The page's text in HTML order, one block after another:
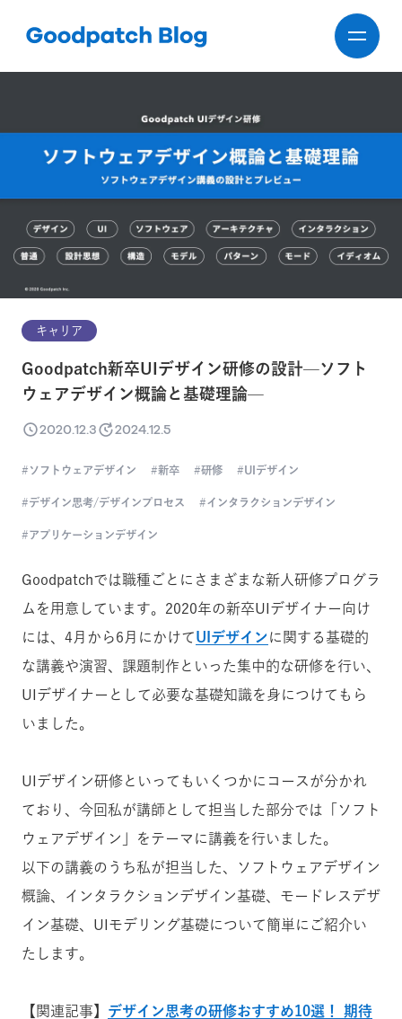
キャリア
Goodpatch新卒UIデザイン研修の設計—ソフト
ウェアデザイン概論と基礎理論—
2020.12.3 2024.12.5
ソフトウェアデザイン 新卒 研修 UIデザイン
デザイン思考/デザインプロセス インタラクションデザイン
アプリケーションデザイン
Goodpatchでは職種ごとにさまざまな新人研修プログラ
ムを用意しています。2020年の新卒UIデザイナー向け
には、4月から6月にかけてUIデザイン に関する基礎的
な講義や演習、課題制作といった集中的な研修を行い、
UIデザイナーとして必要な基礎知識を身につけてもら
いました。
UIデザイン研修といってもいくつかにコースが分かれ
ており、今回私が講師として担当した部分では「ソフト
ウェアデザイン」をテーマに講義を行いました。
以下の講義のうち私が担当した、ソフトウェアデザイン
概論、インタラクションデザイン基礎、モードレスデザ
イン基礎、UIモデリング基礎について簡単にご紹介い
たします。
【関連記事】 デザイン思考の研修おすすめ10選！ 期待